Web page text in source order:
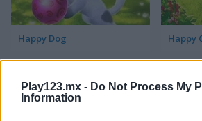
Play123.mx - Do Not Process My
Information
Happy Dog Happy